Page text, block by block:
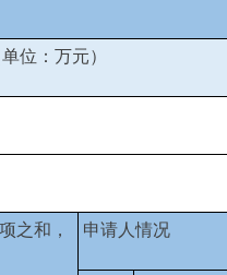
位：万元）
之和，
申请人情况